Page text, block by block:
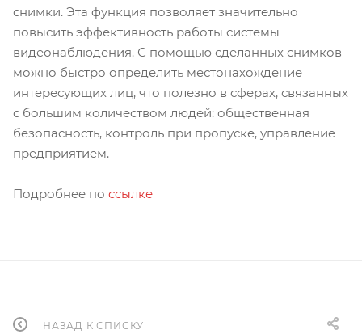
снимки. Эта функция позволяет значительно
повысить эффективность работы системы
видеонаблюдения. С помощью сделанных снимков
можно быстро определить местонахождение
интересующих лиц, что полезно в сферах, связанных
с большим количеством людей: общественная
безопасность, контроль при пропуске, управление
предприятием.
Подробнее по ссылке
НАЗАД К СПИСКУ